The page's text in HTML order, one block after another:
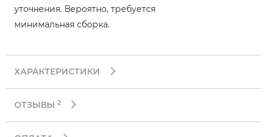
уточнения. Вероятно, требуется
минимальная сборка.
ХАРАКТЕРИСТИКИ
ОТЗЫВЫ 2